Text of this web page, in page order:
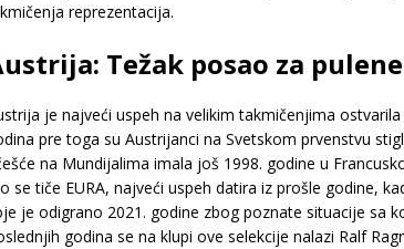
reprezentacija.
Težak posao za
je najveći uspeh na velikim takmičenjima
pre toga su Austrijanci na Svetskom prvenstvu
na Mundijalima imala još 1998. godine u
se tiče EURA, najveći uspeh datira iz prošle godine,
je odigrano 2021. godine zbog poznate situacije sa
godina se na klupi ove selekcije nalazi Ralf